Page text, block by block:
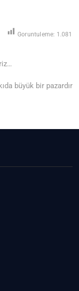
Goruntuleme: 1.081
büyük bir pazardır